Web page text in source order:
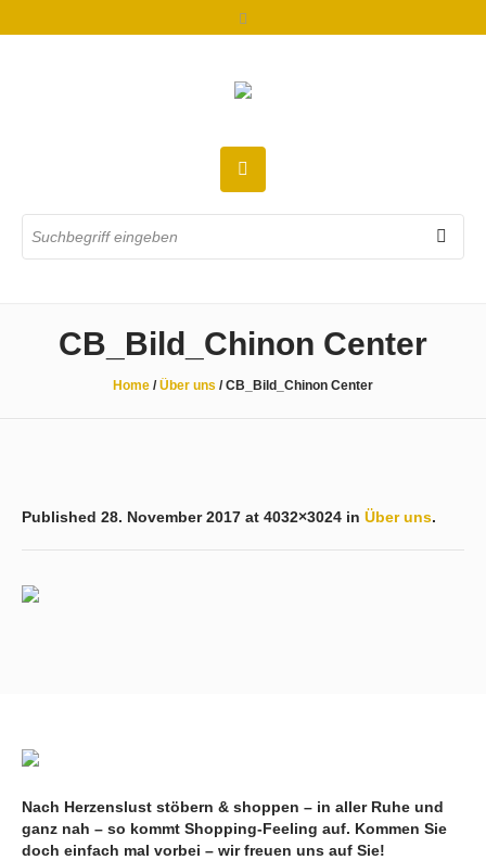
CB_Bild_Chinon Center
Home /Über uns /CB_Bild_Chinon Center
Published 28. November 2017 at 4032×3024 in Über uns.
Nach Herzenslust stöbern & shoppen – in aller Ruhe und
ganz nah – so kommt Shopping-Feeling auf. Kommen Sie
doch einfach mal vorbei – wir freuen uns auf Sie!